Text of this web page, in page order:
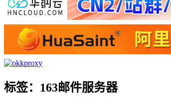
标签：163邮件服务器